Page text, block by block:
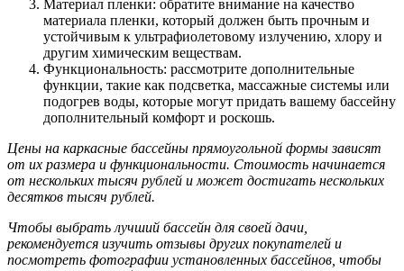
Материал пленки: обратите внимание на качество
материала пленки, который должен быть прочным и
устойчивым к ультрафиолетовому излучению, хлору и
другим химическим веществам.
Функциональность: рассмотрите дополнительные
функции, такие как подсветка, массажные системы или
подогрев воды, которые могут придать вашему бассейну
дополнительный комфорт и роскошь.
Цены на каркасные бассейны прямоугольной формы зависят
от их размера и функциональности. Стоимость начинается
от нескольких тысяч рублей и может достигать нескольких
десятков тысяч рублей.
Чтобы выбрать лучший бассейн для своей дачи,
рекомендуется изучить отзывы других покупателей и
посмотреть фотографии установленных бассейнов, чтобы